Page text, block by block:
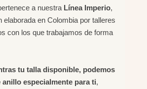
a nuestra Línea Imperio,
elaborada en Colombia por talleres
con los que trabajamos de forma
tu talla disponible, podemos
especialmente para ti,